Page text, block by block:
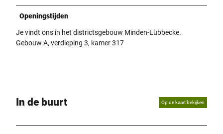
Openingstijden
Je vindt ons in het districtsgebouw Minden-Lübbecke.
Gebouw A, verdieping 3, kamer 317
In de buurt Op de kaart bekijken